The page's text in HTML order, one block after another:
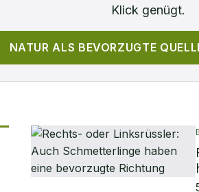
Klick genügt.
NATUR ALS BEVORZUGTE